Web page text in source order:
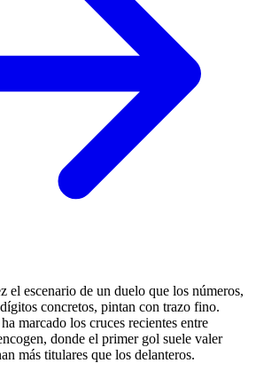
el escenario de un duelo que los números,
concretos, pintan con trazo fino.
marcado los cruces recientes entre
donde el primer gol suele valer
más titulares que los delanteros.